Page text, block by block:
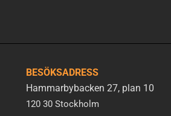
BESÖKSADRESS
Hammarbybacken 27, plan 10
120 30 Stockholm